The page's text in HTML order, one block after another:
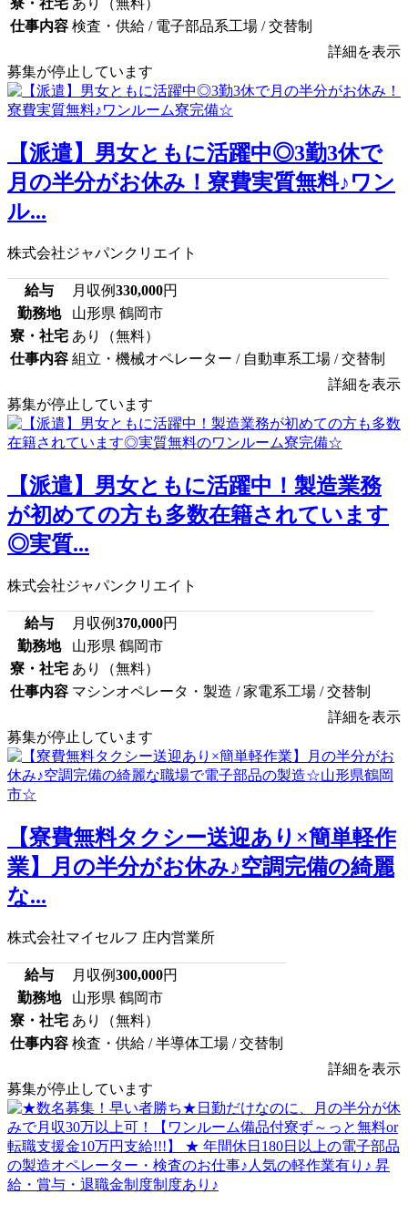
寮・社宅 あり（無料）
仕事内容 検査・供給 / 電子部品系工場 / 交替制
詳細を表示
募集が停止しています
【派遣】男女ともに活躍中◎3勤3休で
月の半分がお休み！寮費実質無料♪ワン
ル...
株式会社ジャパンクリエイト
給与 月収例330,000円
勤務地
山形県 鶴岡市
寮・社宅 あり（無料）
仕事内容 組立・機械オペレーター / 自動車系工場 / 交替制
詳細を表示
募集が停止しています
【派遣】男女ともに活躍中！製造業務
が初めての方も多数在籍されています
◎実質...
株式会社ジャパンクリエイト
給与 月収例370,000円
勤務地
山形県 鶴岡市
寮・社宅 あり（無料）
仕事内容 マシンオペレータ・製造 / 家電系工場 / 交替制
詳細を表示
募集が停止しています
【寮費無料タクシー送迎あり×簡単軽作
業】月の半分がお休み♪空調完備の綺麗
な...
株式会社マイセルフ 庄内営業所
給与 月収例300,000円
勤務地
山形県 鶴岡市
寮・社宅 あり（無料）
仕事内容 検査・供給 / 半導体工場 / 交替制
詳細を表示
募集が停止しています